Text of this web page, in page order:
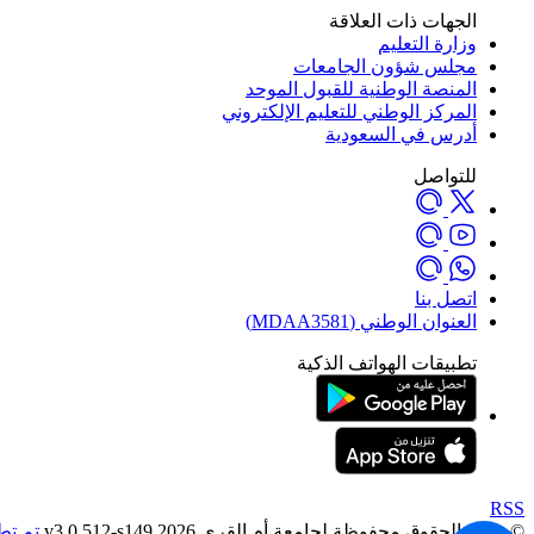
الجهات ذات العلاقة
وزارة التعليم
مجلس شؤون الجامعات
المنصة الوطنية للقبول الموحد
المركز الوطني للتعليم الإلكتروني
أدرس في السعودية
للتواصل
اتصل بنا
العنوان الوطني (MDAA3581)
تطبيقات الهواتف الذكية
RSS